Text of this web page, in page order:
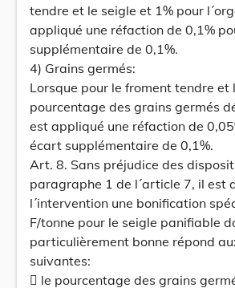
tendre et le seigle et 1% pour
appliqué une réfaction de 0,1%
supplémentaire de 0,1%.
4) Grains germés:
Lorsque pour le froment tendre et
pourcentage des grains germés
est appliqué une réfaction de
écart supplémentaire de 0,1%.
Art. 8. Sans préjudice des
paragraphe 1 de l´article 7, il est
l´intervention une bonification
F/tonne pour le seigle panifiable
particulièrement bonne répond
suivantes:
 le pourcentage des grains